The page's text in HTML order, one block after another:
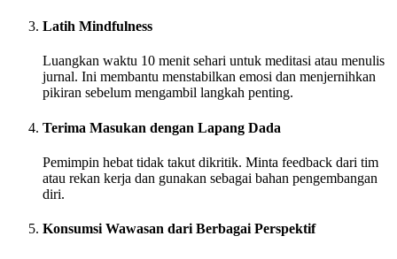
Latih Mindfulness
Luangkan waktu 10 menit sehari untuk meditasi atau menulis
jurnal. Ini membantu menstabilkan emosi dan menjernihkan
pikiran sebelum mengambil langkah penting.
Terima Masukan dengan Lapang Dada
Pemimpin hebat tidak takut dikritik. Minta feedback dari tim
atau rekan kerja dan gunakan sebagai bahan pengembangan
diri.
Konsumsi Wawasan dari Berbagai Perspektif